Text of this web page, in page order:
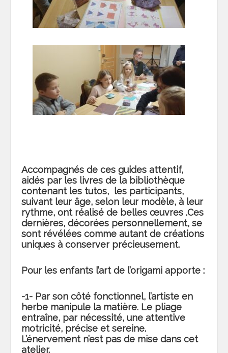
Accompagnés de ces guides attentif,
aidés par les livres de la bibliothèque
contenant les tutos, les participants,
suivant leur âge, selon leur modèle, à leur
rythme, ont réalisé de belles œuvres .Ces
dernières, décorées personnellement, se
sont révélées comme autant de créations
uniques à conserver précieusement.
Pour les enfants l’art de l’origami apporte :
-1- Par son côté fonctionnel, l’artiste en
herbe manipule la matière. Le pliage
entraîne, par nécessité, une attentive
motricité, précise et sereine.
L’énervement n’est pas de mise dans cet
atelier.